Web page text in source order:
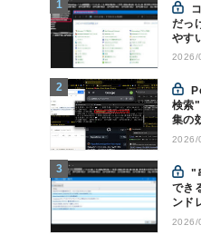
だっ
やす
2026/
検索
集の
2026/
"串刺し検索"をGUI選択
でき
ンド
2026/